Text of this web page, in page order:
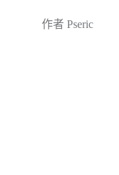
作者 Pseric